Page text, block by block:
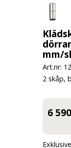
mm/
Art.nr:
2 skåp,
6